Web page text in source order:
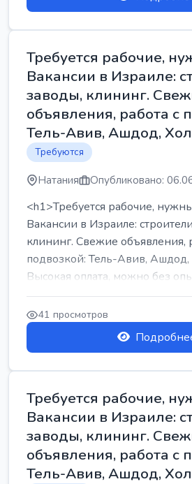
Требуется рабочие,
Вакансии в Израиле:
заводы, клининг.
объявления, работа с
Тель-Авив, Ашдод,
Требуются
Натания Опубликовано:
<h1>Требуется рабочие,
Вакансии в Израиле:
клининг. Свежие объявления,
подвозкой: Тель-Авив,
Высокая оплата, можно без
...
41 просмотров
Требуется рабочие,
Вакансии в Израиле:
заводы, клининг.
объявления, работа с
Тель-Авив, Ашдод,